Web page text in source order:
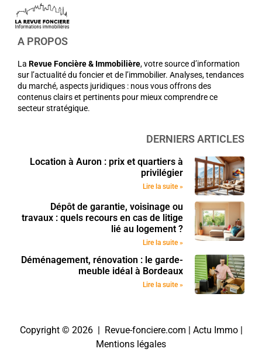
A PROPOS
La Revue Foncière & Immobilière, votre source d’information
sur l’actualité du foncier et de l’immobilier. Analyses, tendances
du marché, aspects juridiques : nous vous offrons des
contenus clairs et pertinents pour mieux comprendre ce
secteur stratégique.
DERNIERS ARTICLES
Location à Auron : prix et quartiers à
privilégier
Lire la suite »
Dépôt de garantie, voisinage ou
travaux : quels recours en cas de litige
lié au logement ?
Lire la suite »
Déménagement, rénovation : le garde-
meuble idéal à Bordeaux
Lire la suite »
Copyright © 2026 | Revue-fonciere.com | Actu Immo|
Mentions légales